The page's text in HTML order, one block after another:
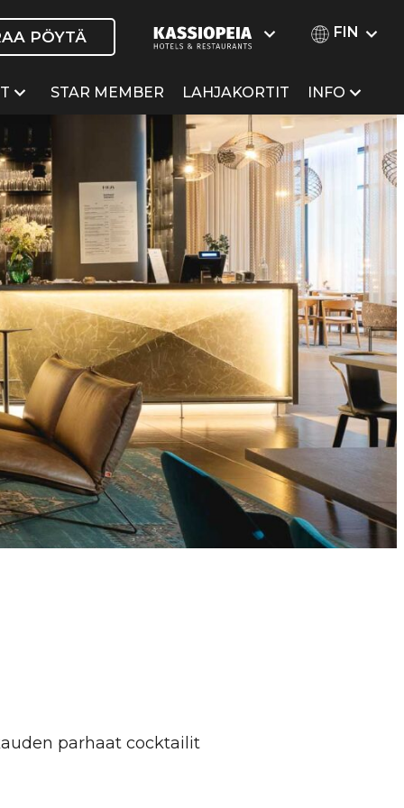
PÖYTÄ FIN
STAR MEMBER LAHJAKORTIT INFO
parhaat cocktailit